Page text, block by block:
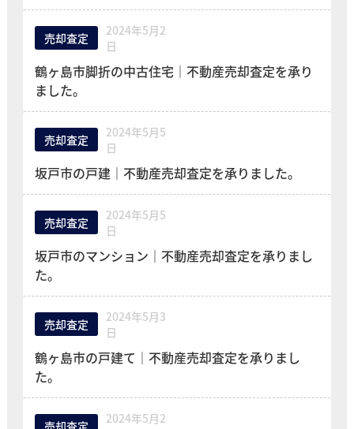
売却査定
2024年5月2
日
鶴ヶ島市脚折の中古住宅｜不動産売却査定を承り
ました。
売却査定
2024年5月5
日
坂戸市の戸建｜不動産売却査定を承りました。
売却査定
2024年5月5
日
坂戸市のマンション｜不動産売却査定を承りまし
た。
売却査定
2024年5月3
日
鶴ヶ島市の戸建て｜不動産売却査定を承りまし
た。
売却査定
2024年5月2